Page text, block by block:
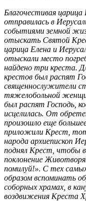
Благочестивая царица
отправилась в
событиями земной
отыскать Святой
царица Елена и
отыскали место
найдено три креста.
крестов был распят
священнослужители
тяжелобольной
был распят Господь,
исцелилась. От
произошло еще
приложили Крест,
народа архиепископ
поднял Крест, чтобы
поклонение
помилуй!». С тех
образом вспоминать
соборных храмах, в
воздвижения Креста